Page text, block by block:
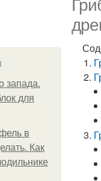
запада.
для
в
Как